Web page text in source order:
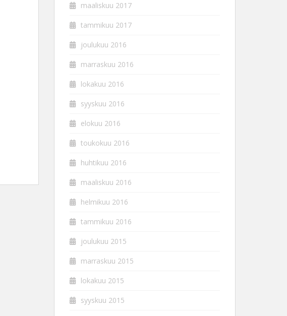
maaliskuu 2017
tammikuu 2017
joulukuu 2016
marraskuu 2016
lokakuu 2016
syyskuu 2016
elokuu 2016
toukokuu 2016
huhtikuu 2016
maaliskuu 2016
helmikuu 2016
tammikuu 2016
joulukuu 2015
marraskuu 2015
lokakuu 2015
syyskuu 2015